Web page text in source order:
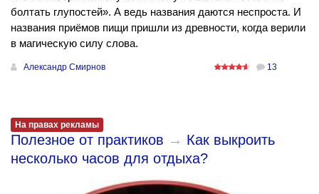
болтать глупостей». А ведь названия даются неспроста. И
названия приёмов пищи пришли из древности, когда верили
в магическую силу слова.
Александр Смирнов 13
На правах рекламы
Полезное от практиков → Как выкроить
несколько часов для отдыха?